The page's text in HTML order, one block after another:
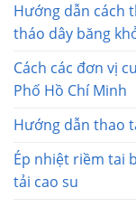
Hướng dẫn cách
tháo dây băng
Cách các đơn vị
Phố Hồ Chí Minh
Hướng dẫn thao
Ép nhiệt riềm tai
tải cao su